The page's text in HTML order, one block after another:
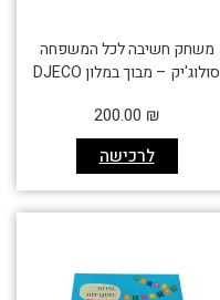
משחק חשיבה לכל המשפחה
סולוג'יק – מבוך במלון DJECO
לרכישה
200.00 ₪